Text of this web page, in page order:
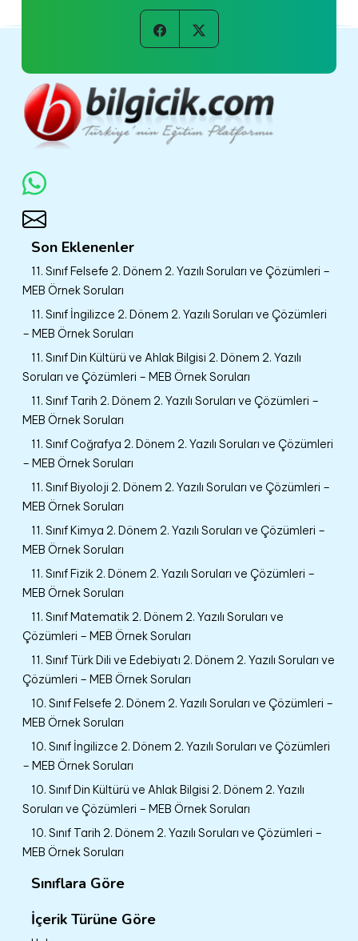
Son Eklenenler
11. Sınıf Felsefe 2. Dönem 2. Yazılı Soruları ve Çözümleri –
MEB Örnek Soruları
11. Sınıf İngilizce 2. Dönem 2. Yazılı Soruları ve Çözümleri
– MEB Örnek Soruları
11. Sınıf Din Kültürü ve Ahlak Bilgisi 2. Dönem 2. Yazılı
Soruları ve Çözümleri – MEB Örnek Soruları
11. Sınıf Tarih 2. Dönem 2. Yazılı Soruları ve Çözümleri –
MEB Örnek Soruları
11. Sınıf Coğrafya 2. Dönem 2. Yazılı Soruları ve Çözümleri
– MEB Örnek Soruları
11. Sınıf Biyoloji 2. Dönem 2. Yazılı Soruları ve Çözümleri –
MEB Örnek Soruları
11. Sınıf Kimya 2. Dönem 2. Yazılı Soruları ve Çözümleri –
MEB Örnek Soruları
11. Sınıf Fizik 2. Dönem 2. Yazılı Soruları ve Çözümleri –
MEB Örnek Soruları
11. Sınıf Matematik 2. Dönem 2. Yazılı Soruları ve
Çözümleri – MEB Örnek Soruları
11. Sınıf Türk Dili ve Edebiyatı 2. Dönem 2. Yazılı Soruları ve
Çözümleri – MEB Örnek Soruları
10. Sınıf Felsefe 2. Dönem 2. Yazılı Soruları ve Çözümleri –
MEB Örnek Soruları
10. Sınıf İngilizce 2. Dönem 2. Yazılı Soruları ve Çözümleri
– MEB Örnek Soruları
10. Sınıf Din Kültürü ve Ahlak Bilgisi 2. Dönem 2. Yazılı
Soruları ve Çözümleri – MEB Örnek Soruları
10. Sınıf Tarih 2. Dönem 2. Yazılı Soruları ve Çözümleri –
MEB Örnek Soruları
Sınıflara Göre
İçerik Türüne Göre